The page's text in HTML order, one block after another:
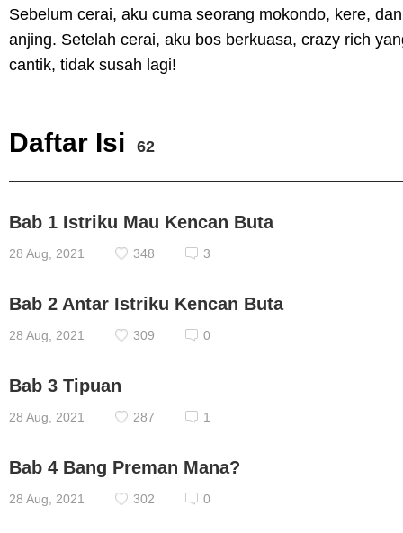
Sebelum cerai, aku cuma seorang mokondo, kere,
anjing. Setelah cerai, aku bos berkuasa, crazy rich
cantik, tidak susah lagi!
Daftar Isi 62
Bab 1 Istriku Mau Kencan Buta
28 Aug, 2021 348 3
Bab 2 Antar Istriku Kencan Buta
28 Aug, 2021 309 0
Bab 3 Tipuan
28 Aug, 2021 287 1
Bab 4 Bang Preman Mana?
28 Aug, 2021 302 0